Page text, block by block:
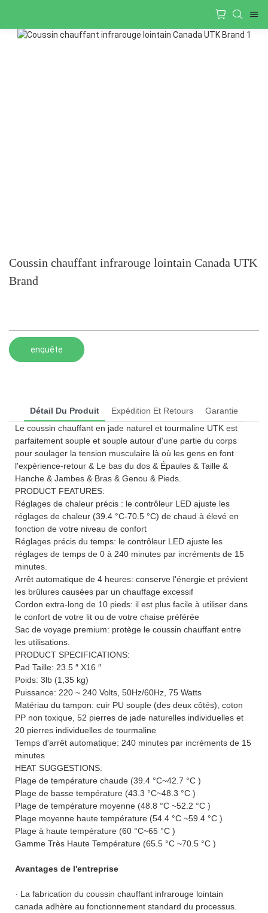
Coussin chauffant infrarouge lointain Canada UTK
Brand
enquête
Détail Du Produit Expédition Et Retours
Garantie
Le coussin chauffant en jade naturel et tourmaline UTK est
parfaitement souple et souple autour d'une partie du corps
pour soulager la tension musculaire là où les gens en font
l'expérience-retour & Le bas du dos & Épaules & Taille &
Hanche & Jambes & Bras & Genou & Pieds.
PRODUCT FEATURES:
Réglages de chaleur précis : le contrôleur LED ajuste les
réglages de chaleur (39.4 °C-70.5 °C) de chaud à élevé en
fonction de votre niveau de confort
Réglages précis du temps: le contrôleur LED ajuste les
réglages de temps de 0 à 240 minutes par incréments de 15
minutes.
Arrêt automatique de 4 heures: conserve l'énergie et prévient
les brûlures causées par un chauffage excessif
Cordon extra-long de 10 pieds: il est plus facile à utiliser dans
le confort de votre lit ou de votre chaise préférée
Sac de voyage premium: protège le coussin chauffant entre
les utilisations.
PRODUCT SPECIFICATIONS:
Pad Taille: 23.5 ″ X16 ″
Poids: 3lb (1,35 kg)
Puissance: 220 ~ 240 Volts, 50Hz/60Hz, 75 Watts
Matériau du tampon: cuir PU souple (des deux côtés), coton
PP non toxique, 52 pierres de jade naturelles individuelles et
20 pierres individuelles de tourmaline
Temps d'arrêt automatique: 240 minutes par incréments de 15
minutes
HEAT SUGGESTIONS:
Plage de température chaude (39.4 °C~42.7 °C )
Plage de basse température (43.3 °C~48.3 °C )
Plage de température moyenne (48.8 °C ~52.2 °C )
Plage moyenne haute température (54.4 °C ~59.4 °C )
Plage à haute température (60 °C~65 °C )
Gamme Très Haute Température (65.5 °C ~70.5 °C )
Avantages de l'entreprise
· La fabrication du coussin chauffant infrarouge lointain
canada adhère au fonctionnement standard du processus.